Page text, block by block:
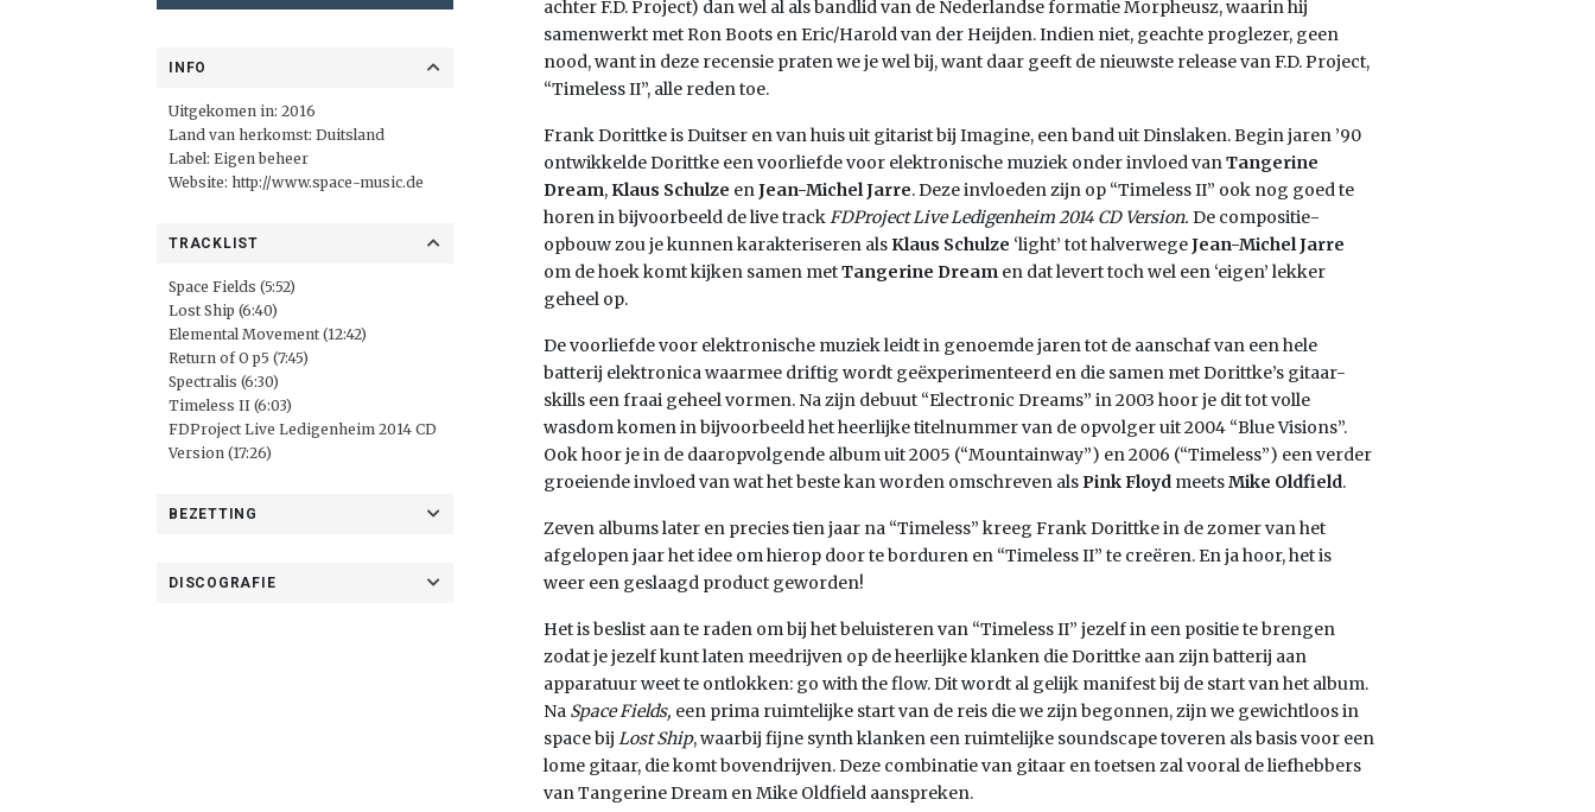
INFO
Uitgekomen in: 2016
Land van herkomst: Duitsland
Label: Eigen beheer
Website: http://www.space-music.de
TRACKLIST
Space Fields (5:52)
Lost Ship (6:40)
Elemental Movement (12:42)
Return of O p5 (7:45)
Spectralis (6:30)
Timeless II (6:03)
FDProject Live Ledigenheim 2014 CD
Version (17:26)
BEZETTING
DISCOGRAFIE
achter F.D. Project) dan wel al als bandlid van de Nederlandse formatie Morpheusz, waarin hij
samenwerkt met Ron Boots en Eric/Harold van der Heijden. Indien niet, geachte proglezer, geen
nood, want in deze recensie praten we je wel bij, want daar geeft de nieuwste release van F.D. Project,
“Timeless II”, alle reden toe.
Frank Dorittke is Duitser en van huis uit gitarist bij Imagine, een band uit Dinslaken. Begin jaren ’90
ontwikkelde Dorittke een voorliefde voor elektronische muziek onder invloed vanTangerine
Dream, Klaus Schulze enJean-Michel Jarre. Deze invloeden zijn op “Timeless II” ook nog goed te
horen in bijvoorbeeld de live trackFDProject Live Ledigenheim 2014 CD Version. De compositie-
opbouw zou je kunnen karakteriseren als Klaus Schulze ‘light’ tot halverwegeJean-Michel Jarre
om de hoek komt kijken samen metTangerine Dream en dat levert toch wel een ‘eigen’ lekker
geheel op.
De voorliefde voor elektronische muziek leidt in genoemde jaren tot de aanschaf van een hele
batterij elektronica waarmee driftig wordt geëxperimenteerd en die samen met Dorittke’s gitaar-
skills een fraai geheel vormen. Na zijn debuut “Electronic Dreams” in 2003 hoor je dit tot volle
wasdom komen in bijvoorbeeld het heerlijke titelnummer van de opvolger uit 2004 “Blue Visions”.
Ook hoor je in de daaropvolgende album uit 2005 (“Mountainway”) en 2006 (“Timeless”) een verder
groeiende invloed van wat het beste kan worden omschreven als Pink Floyd meetsMike Oldfield.
Zeven albums later en precies tien jaar na “Timeless” kreeg Frank Dorittke in de zomer van het
afgelopen jaar het idee om hierop door te borduren en “Timeless II” te creëren. En ja hoor, het is
weer een geslaagd product geworden!
Het is beslist aan te raden om bij het beluisteren van “Timeless II” jezelf in een positie te brengen
zodat je jezelf kunt laten meedrijven op de heerlijke klanken die Dorittke aan zijn batterij aan
apparatuur weet te ontlokken: go with the flow. Dit wordt al gelijk manifest bij de start van het album.
Na Space Fields, een prima ruimtelijke start van de reis die we zijn begonnen, zijn we gewichtloos in
space bij Lost Ship, waarbij fijne synth klanken een ruimtelijke soundscape toveren als basis voor een
lome gitaar, die komt bovendrijven. Deze combinatie van gitaar en toetsen zal vooral de liefhebbers
van Tangerine Dream en Mike Oldfield aanspreken.